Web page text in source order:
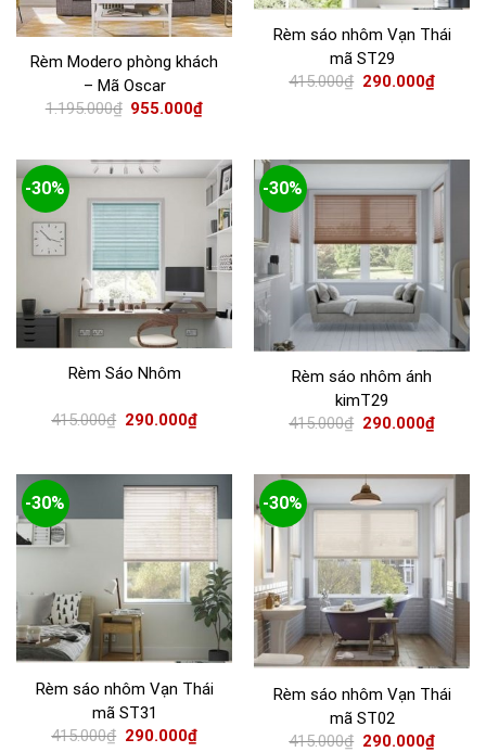
Rèm Modero phòng khách
– Mã Oscar
1.195.000₫ 955.000₫
Rèm sáo nhôm Vạn Thái
mã ST29
415.000₫ 290.000₫
-30%
Rèm Sáo Nhôm
415.000₫ 290.000₫
-30%
Rèm sáo nhôm ánh
kimT29
415.000₫ 290.000₫
-30%
Rèm sáo nhôm Vạn Thái
mã ST31
415.000₫ 290.000₫
-30%
Rèm sáo nhôm Vạn Thái
mã ST02
415.000₫ 290.000₫